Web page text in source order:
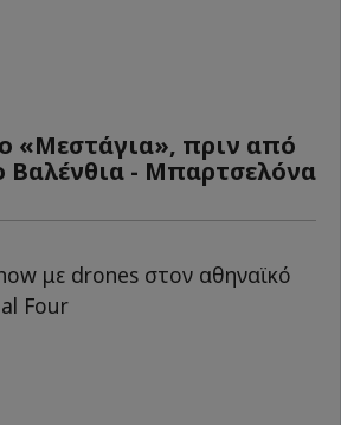
«Μεστάγια», πριν από
Βαλένθια - Μπαρτσελόνα